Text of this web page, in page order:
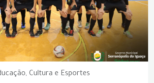
Cultura e Esportes